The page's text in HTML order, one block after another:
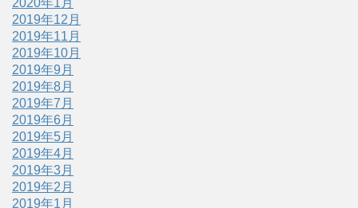
2020年1月
2019年12月
2019年11月
2019年10月
2019年9月
2019年8月
2019年7月
2019年6月
2019年5月
2019年4月
2019年3月
2019年2月
2019年1月